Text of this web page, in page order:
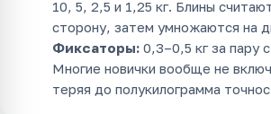
10, 5, 2,5 и 1,25 кг. Блины
сторону, затем умножаются на
Фиксаторы: 0,3–0,5 кг за пару
Многие новички вообще не
теряя до полукилограмма